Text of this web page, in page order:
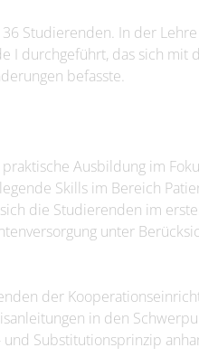
Studierenden. In der
I durchgeführt, das sich mit
befasste.
Ausbildung im
Skills im Bereich
die Studierenden im
unter
der
in den
Substitutionsprinzip